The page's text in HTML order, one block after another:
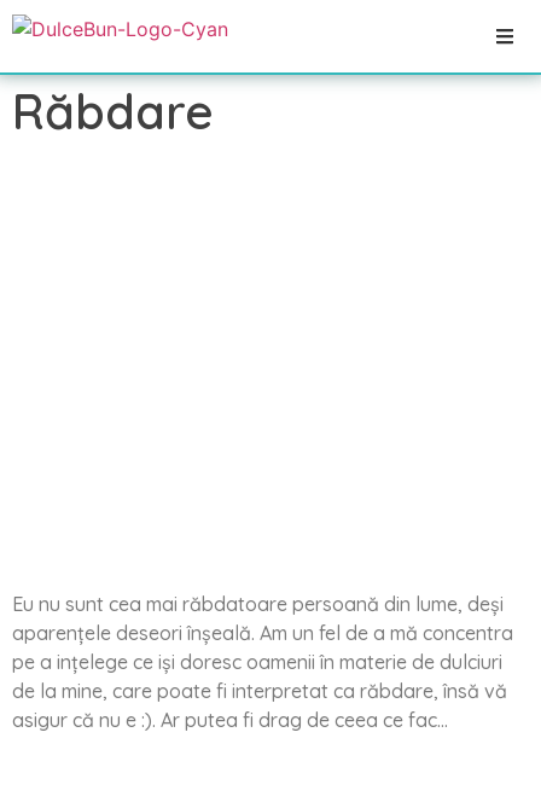
Răbdare
Eu nu sunt cea mai răbdatoare persoană din lume, deși
aparențele deseori înșeală. Am un fel de a mă concentra
pe a ințelege ce iși doresc oamenii în materie de dulciuri
de la mine, care poate fi interpretat ca răbdare, însă vă
asigur că nu e :). Ar putea fi drag de ceea ce fac…